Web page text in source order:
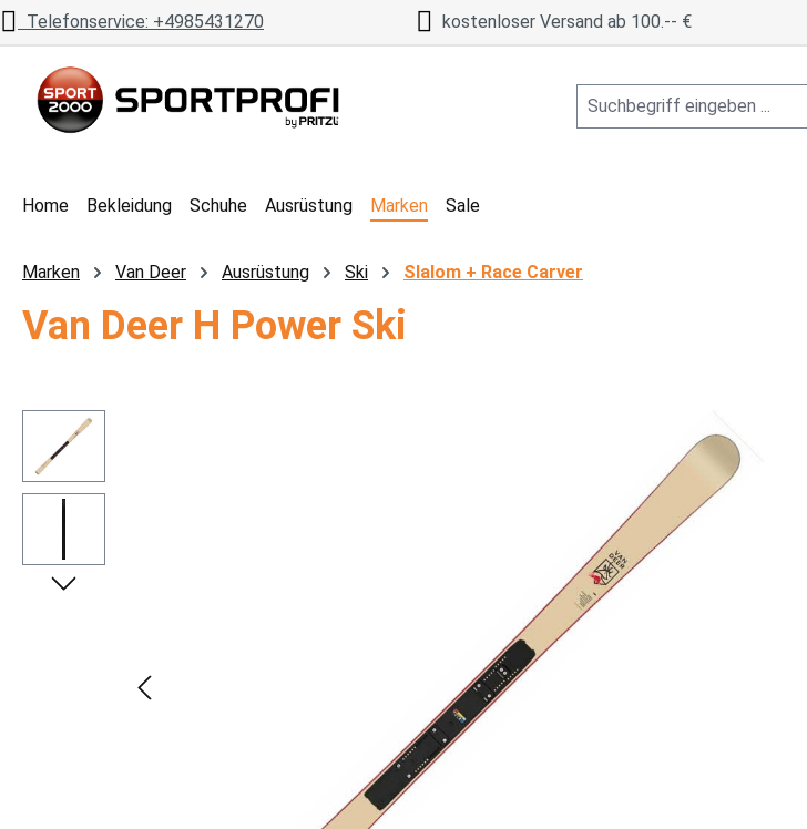
Hauptinhalt springen
Zur Suche springen
Zur Hauptnavigation springen
Telefonservice: +4985431270 kostenloser Versand ab 100.-- €
Home Bekleidung Schuhe Ausrüstung Marken Sale
Marken Van Deer Ausrüstung Ski Slalom + Race Carver
Van Deer H Power Ski
Bildergalerie überspringen